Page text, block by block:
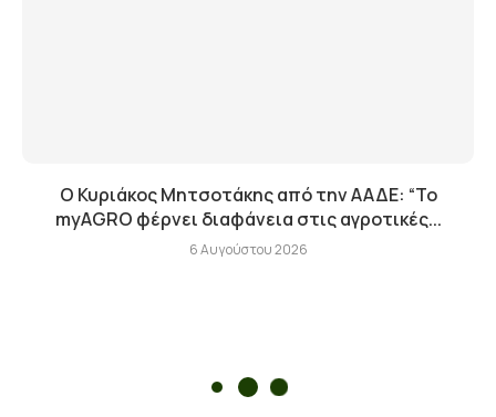
Ο Κυριάκος Μητσοτάκης από την ΑΑΔΕ: “Το
myAGRO φέρνει διαφάνεια στις αγροτικές...
6 Αυγούστου 2026